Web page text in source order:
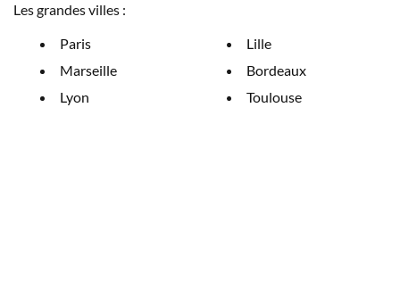
Les grandes villes :
Paris
Marseille
Lyon
Lille
Bordeaux
Toulouse